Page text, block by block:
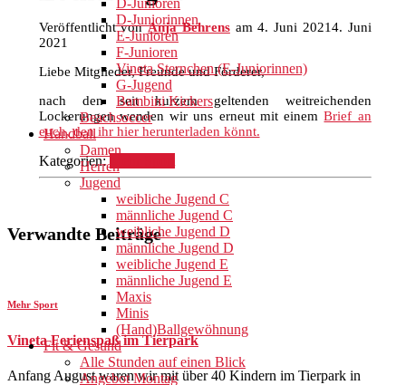
D-Junioren
D-Juniorinnen
E-Junioren
F-Junioren
Vineta Sternchen (E-Juniorinnen)
G-Jugend
Bambini Kickers
Beachsoccer
Handball
Damen
Herren
Jugend
weibliche Jugend C
männliche Jugend C
weibliche Jugend D
männliche Jugend D
weibliche Jugend E
männliche Jugend E
Maxis
Minis
(Hand)Ballgewöhnung
Fit & Gesund
Alle Stunden auf einen Blick
Angebot Montag
Veröffentlicht vonAnja Behrensam4. Juni 20214. Juni
2021
Liebe Mitglieder, Freunde und Förderer,
nach den seit kurzem geltenden weitreichenden
Lockerungen wenden wir uns erneut mit einemBrief an
euch, den ihr hier herunterladen könnt.
Kategorien:Mehr Sport
Verwandte Beiträge
Mehr Sport
Vineta Ferienspaß im Tierpark
Anfang August waren wir mit über 40 Kindern im Tierpark in